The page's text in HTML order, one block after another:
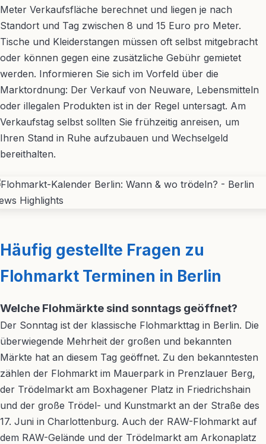
Meter Verkaufsfläche berechnet und liegen je nach
Standort und Tag zwischen 8 und 15 Euro pro Meter.
Tische und Kleiderstangen müssen oft selbst mitgebracht
oder können gegen eine zusätzliche Gebühr gemietet
werden. Informieren Sie sich im Vorfeld über die
Marktordnung: Der Verkauf von Neuware, Lebensmitteln
oder illegalen Produkten ist in der Regel untersagt. Am
Verkaufstag selbst sollten Sie frühzeitig anreisen, um
Ihren Stand in Ruhe aufzubauen und Wechselgeld
bereithalten.
Häufig gestellte Fragen zu
Flohmarkt Terminen in Berlin
Welche Flohmärkte sind sonntags geöffnet?
Der Sonntag ist der klassische Flohmarkttag in Berlin. Die
überwiegende Mehrheit der großen und bekannten
Märkte hat an diesem Tag geöffnet. Zu den bekanntesten
zählen der Flohmarkt im Mauerpark in Prenzlauer Berg,
der Trödelmarkt am Boxhagener Platz in Friedrichshain
und der große Trödel- und Kunstmarkt an der Straße des
17. Juni in Charlottenburg. Auch der RAW-Flohmarkt auf
dem RAW-Gelände und der Trödelmarkt am Arkonaplatz